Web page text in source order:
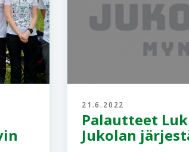
21.6.2022
Palautteet
Jukolan